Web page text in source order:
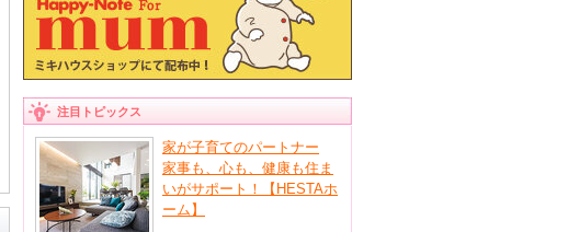
注目トピックス
家が子育てのパートナー
家事も、心も、健康も住ま
いがサポート！【HESTAホ
ーム】